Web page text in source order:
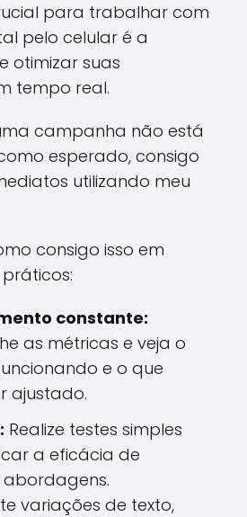
para trabalhar com
pelo celular é a
otimizar suas
tempo real.
campanha não está
esperado, consigo
utilizando meu
consigo isso em
constante:
as métricas e veja o
e o que
ajustado.
Realize testes simples
a eficácia de
variações de texto,